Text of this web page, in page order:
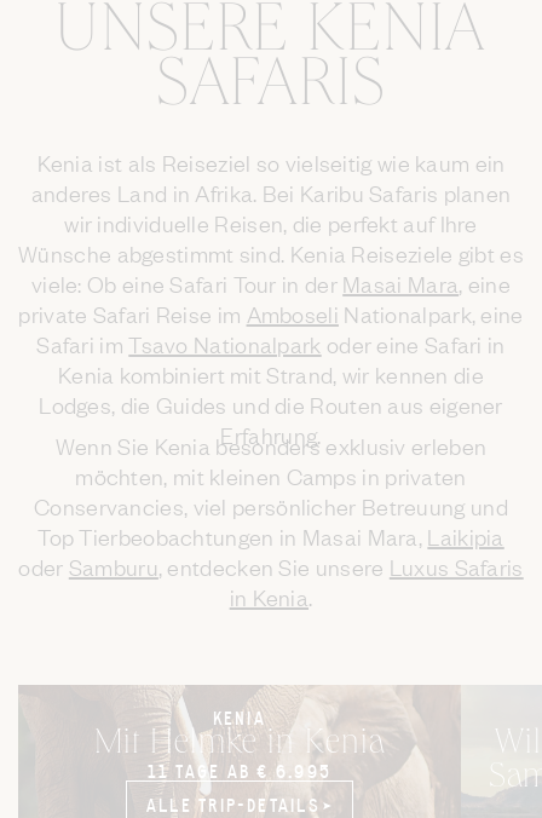
UNSERE KENIA
SAFARIS
Kenia ist als Reiseziel so vielseitig wie kaum ein
anderes Land in Afrika. Bei Karibu Safaris planen
wir individuelle Reisen, die perfekt auf Ihre
Wünsche abgestimmt sind. Kenia Reiseziele gibt es
viele: Ob eine Safari Tour in der Masai Mara, eine
private Safari Reise im Amboseli Nationalpark, eine
Safari imTsavo Nationalpark oder eine Safari in
Kenia kombiniert mit Strand, wir kennen die
Lodges, die Guides und die Routen aus eigener
Erfahrung.
Wenn Sie Kenia besonders exklusiv erleben
möchten, mit kleinen Camps in privaten
Conservancies, viel persönlicher Betreuung und
Top Tierbeobachtungen in Masai Mara, Laikipia
oder Samburu, entdecken Sie unsere Luxus Safaris
in Kenia.
KENIA
Mit Helmke in Kenia
11 TAGE AB € 6.995
ALLE TRIP-DETAILS
ALLE TRIP-DETAILS